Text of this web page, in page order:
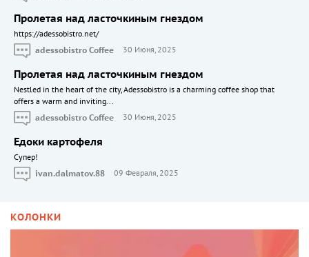
Пролетая над ласточкиным гнездом
https://adessobistro.net/
adessobistro Coffee
30 Июня, 2025
Пролетая над ласточкиным гнездом
Nestled in the heart of the city, Adessobistro is a charming coffee shop that
offers a warm and inviting...
adessobistro Coffee
30 Июня, 2025
Едоки картофеля
Cупер!
ivan.dalmatov.88
09 Февраля, 2025
КОЛОНКИ